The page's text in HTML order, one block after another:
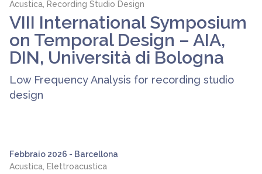
Acustica, Recording Studio Design
VIII International Symposium
on Temporal Design – AIA,
DIN, Università di Bologna
Low Frequency Analysis for recording studio
design
Febbraio 2026 - Barcellona
Acustica, Elettroacustica